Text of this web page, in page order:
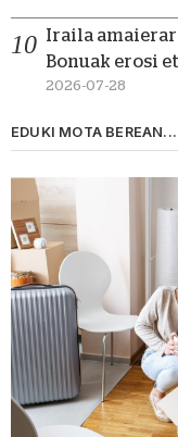
Iraila
Bonuak erosi
2026-07-28
EDUKI MOTA BEREAN...